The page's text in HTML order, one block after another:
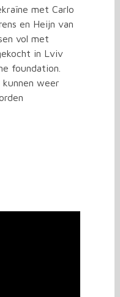
met Carlo
en Heijn van
vol met
in Lviv
foundation.
weer